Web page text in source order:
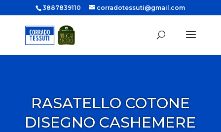
3887839110 corradotessuti@gmail.com
RASATELLO COTONE
DISEGNO CASHEMERE